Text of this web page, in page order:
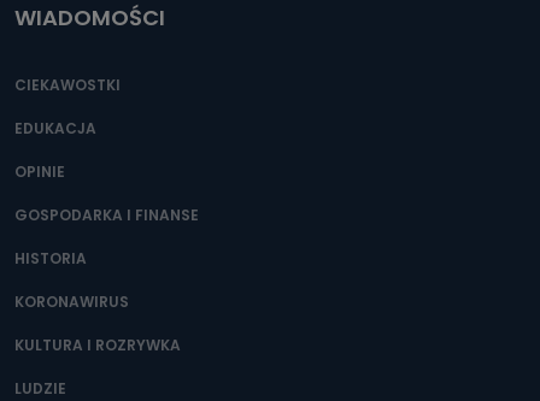
WIADOMOŚCI
CIEKAWOSTKI
EDUKACJA
OPINIE
GOSPODARKA I FINANSE
HISTORIA
KORONAWIRUS
KULTURA I ROZRYWKA
LUDZIE